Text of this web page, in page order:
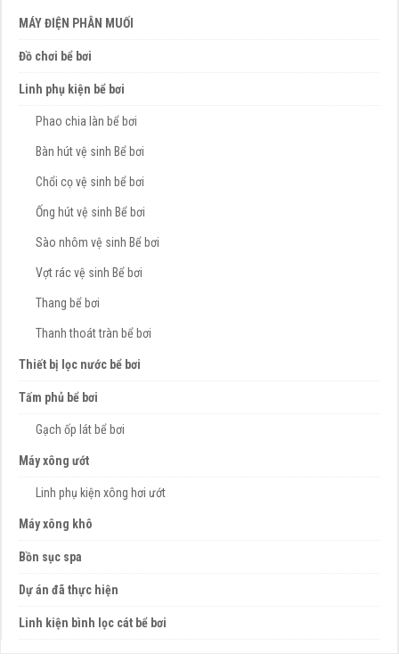
MÁY ĐIỆN PHÂN MUỐI
Đồ chơi bể bơi
Linh phụ kiện bể bơi
Phao chia làn bể bơi
Bàn hút vệ sinh Bể bơi
Chổi cọ vệ sinh bể bơi
Ống hút vệ sinh Bể bơi
Sào nhôm vệ sinh Bể bơi
Vợt rác vệ sinh Bể bơi
Thang bể bơi
Thanh thoát tràn bể bơi
Thiết bị lọc nước bể bơi
Tấm phủ bể bơi
Gạch ốp lát bể bơi
Máy xông ướt
Linh phụ kiện xông hơi ướt
Máy xông khô
Bồn sục spa
Dự án đã thực hiện
Linh kiện bình lọc cát bể bơi